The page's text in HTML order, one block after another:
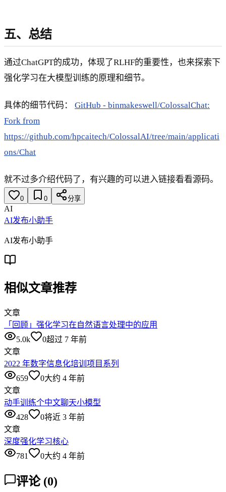
五、总结
通过ChatGPT的成功，体现了RLHF的重要性，也来探索下
强化学习在大模型训练的原理和细节。
具体的细节代码： GitHub - binmakeswell/ColossalChat:
Fork from
https://github.com/hpcaitech/ColossalAI/tree/main/applicati
ons/Chat
就不过多介绍代码了，有兴趣的可以进入链接看看源码。
0 0 分享
AI
AI发布小助手
AI发布小助手
相似文章推荐
文章
「回顾」强化学习在自然语言处理中的应用
5.0k
0超过 7 年前
文章
2022 年数字信息化培训项目系列
659
0大约 4 年前
文章
动手训练个中文聊天小模型
428
0将近 3 年前
文章
深度强化学习核心
781
0大约 4 年前
评论 (0)